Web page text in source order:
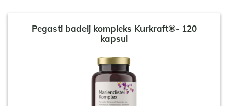
Pegasti badelj kompleks Kurkraft®- 120
kapsul